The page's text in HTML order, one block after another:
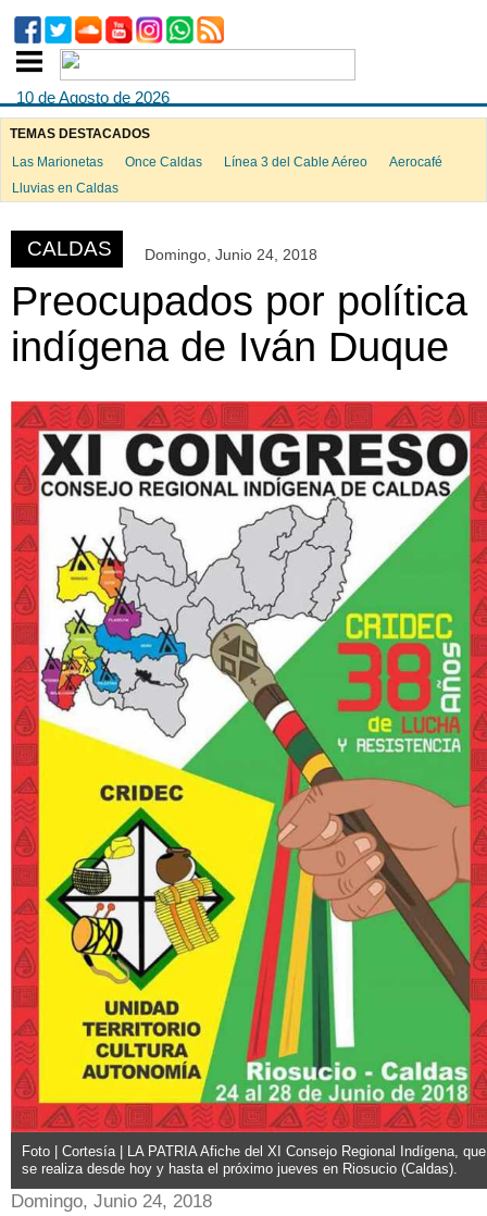
10 de Agosto de 2026
TEMAS DESTACADOS
Las Marionetas
Once Caldas Línea 3 del Cable Aéreo
Aerocafé
Lluvias en Caldas
CALDAS Domingo, Junio 24, 2018
Preocupados por política
indígena de Iván Duque
Foto | Cortesía | LA PATRIA Afiche del XI Consejo Regional Indígena, que
se realiza desde hoy y hasta el próximo jueves en Riosucio (Caldas).
Domingo, Junio 24, 2018